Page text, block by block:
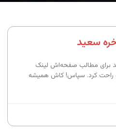
سعید
برای مطالب صفحه‌اش لینک
راحت کرد. سپاس! کاش همیشه